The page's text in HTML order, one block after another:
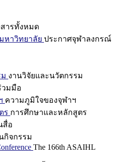
ารทั้งหมด
หาวิทยาลัย ประกาศจุฬาลงกรณ์
งานวิจัยและนวัตกรรม
วมมือ
ความภูมิใจของจุฬาฯ
ร การศึกษาและหลักสูตร
สื่อ
กิจกรรม
The 166th ASAIHL